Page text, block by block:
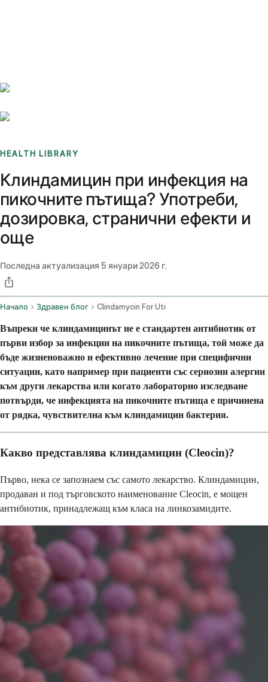
HEALTH LIBRARY
Клиндамицин при инфекция на
пикочните пътища? Употреби,
дозировка, странични ефекти и
още
Последна актуализация 5 януари 2026 г.
Начало Здравен блог Clindamycin For Uti
Въпреки че клиндамицинът не е стандартен антибиотик от
първи избор за инфекции на пикочните пътища, той може да
бъде жизненоважно и ефективно лечение при специфични
ситуации, като например при пациенти със сериозни алергии
към други лекарства или когато лабораторно изследване
потвърди, че инфекцията на пикочните пътища е причинена
от рядка, чувствителна към клиндамицин бактерия.
Какво представлява клиндамицин (Cleocin)?
Първо, нека се запознаем със самото лекарство. Клиндамицин,
продаван и под търговското наименование Cleocin, е мощен
антибиотик, принадлежащ към класа на линкозамидите.